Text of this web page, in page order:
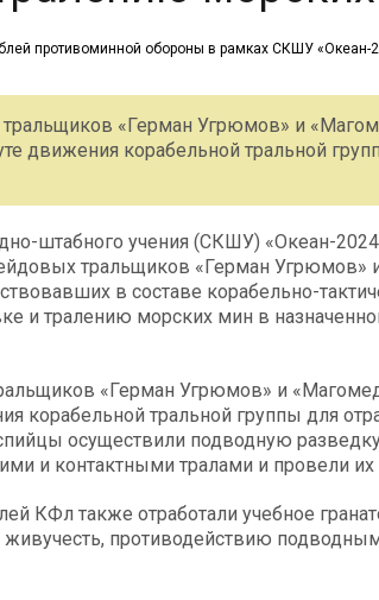
«Герман Угрюмов» и
движения корабельной тральной
штабного учения (СКШУ) «Океан-
тральщиков «Герман Угрюмов»
в составе корабельно-
и тралению морских мин в
«Герман Угрюмов» и
корабельной тральной группы для
осуществили подводную
и контактными тралами и провели
КФл также отработали учебное
живучесть, противодействию